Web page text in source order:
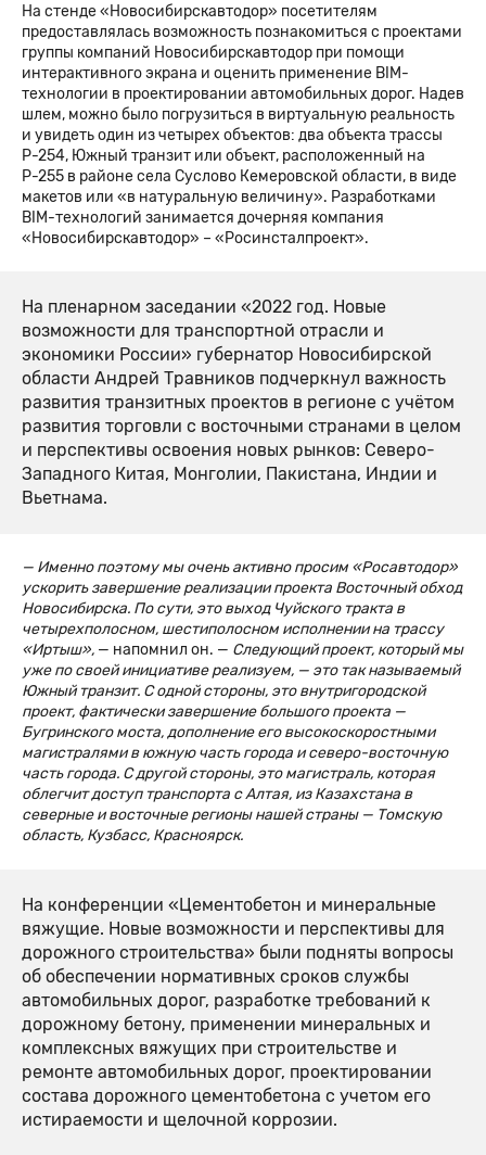
На стенде «Новосибирскавтодор» посетителям
предоставлялась возможность познакомиться с проектами
группы компаний Новосибирскавтодор при помощи
интерактивного экрана и оценить применение BIM-
технологии в проектировании автомобильных дорог. Надев
шлем, можно было погрузиться в виртуальную реальность
и увидеть один из четырех объектов: два объекта трассы
Р-254, Южный транзит или объект, расположенный на
Р-255 в районе села Суслово Кемеровской области, в виде
макетов или «в натуральную величину». Разработками
BIM-технологий занимается дочерняя компания
«Новосибирскавтодор» – «Росинсталпроект».
На пленарном заседании «2022 год. Новые
возможности для транспортной отрасли и
экономики России» губернатор Новосибирской
области Андрей Травников подчеркнул важность
развития транзитных проектов в регионе с учётом
развития торговли с восточными странами в целом
и перспективы освоения новых рынков: Северо-
Западного Китая, Монголии, Пакистана, Индии и
Вьетнама.
— Именно поэтому мы очень активно просим «Росавтодор»
ускорить завершение реализации проекта Восточный обход
Новосибирска. По сути, это выход Чуйского тракта в
четырехполосном, шестиполосном исполнении на трассу
«Иртыш», — напомнил он. — Следующий проект, который мы
уже по своей инициативе реализуем, — это так называемый
Южный транзит. С одной стороны, это внутригородской
проект, фактически завершение большого проекта —
Бугринского моста, дополнение его высокоскоростными
магистралями в южную часть города и северо-восточную
часть города. С другой стороны, это магистраль, которая
облегчит доступ транспорта с Алтая, из Казахстана в
северные и восточные регионы нашей страны — Томскую
область, Кузбасс, Красноярск.
На конференции «Цементобетон и минеральные
вяжущие. Новые возможности и перспективы для
дорожного строительства» были подняты вопросы
об обеспечении нормативных сроков службы
автомобильных дорог, разработке требований к
дорожному бетону, применении минеральных и
комплексных вяжущих при строительстве и
ремонте автомобильных дорог, проектировании
состава дорожного цементобетона с учетом его
истираемости и щелочной коррозии.